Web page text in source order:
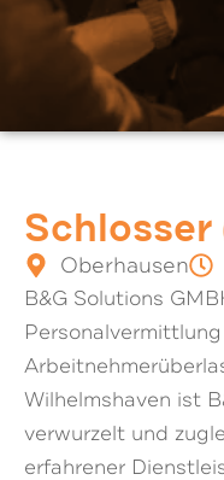
Schlosser
Oberhausen
B&G Solutions
Wilhelmshaven ist
verwurzelt und
erfahrener